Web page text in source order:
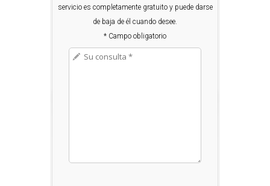
servicio es completamente gratuito y puede darse
de baja de él cuando desee.
* Campo obligatorio